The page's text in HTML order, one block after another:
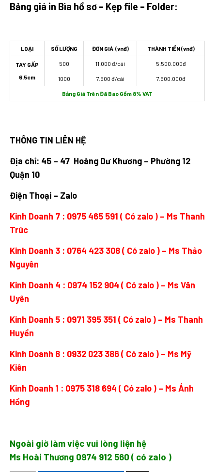
Bảng giá in Bìa hồ sơ – Kẹp file – Folder:
LOẠI SỐ LƯỢNG ĐƠN GIÁ (vnđ) THÀNH TIỀN (vnđ)
TAY GẤP
6.5cm
500 11.000 đ/cái 5.500.000đ
1000 7.500 đ/cái 7.500.000đ
Bảng Giá Trên Đã Bao Gồm 8% VAT
THÔNG TIN LIÊN HỆ
Địa chỉ: 45 – 47 Hoàng Dư Khương – Phường 12
Quận 10
Điện Thoại – Zalo
Kinh Doanh 7 : 0975 465 591 ( Có zalo ) – Ms Thanh
Trúc
Kinh Doanh 3 : 0764 423 308( Có zalo ) – Ms Thảo
Nguyên
Kinh Doanh 4 : 0974 152 904 ( Có zalo ) – Ms Vân
Uyên
Kinh Doanh 5 : 0971 395 351 ( Có zalo ) – Ms Thanh
Huyền
Kinh Doanh 8 : 0932 023 386( Có zalo ) – Ms Mỹ
Kiên
Kinh Doanh 1 : 0975 318 694 ( Có zalo ) – Ms Ánh
Hồng
Ngoài giờ làm việc vui lòng liện hệ
Ms Hoài Thương 0974 912 560 ( có zalo )